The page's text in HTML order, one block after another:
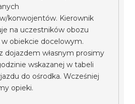
konwojentów. Kierownik
na uczestników obozu
obiekcie docelowym.
dojazdem własnym prosimy
wskazanej w tabeli
do ośrodka. Wcześniej
opieki.